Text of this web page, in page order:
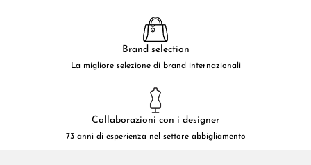
Brand selection
La migliore selezione di brand internazionali
Collaborazioni con i designer
73 anni di esperienza nel settore abbigliamento